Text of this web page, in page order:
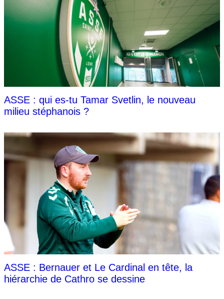
ASSE : qui es-tu Tamar Svetlin, le nouveau
milieu stéphanois ?
ASSE : Bernauer et Le Cardinal en tête, la
hiérarchie de Cathro se dessine